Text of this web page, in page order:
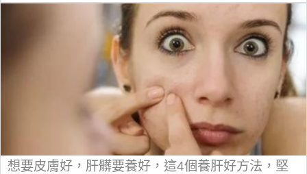
想要皮膚好，肝髒要養好，這4個養肝好方法，堅